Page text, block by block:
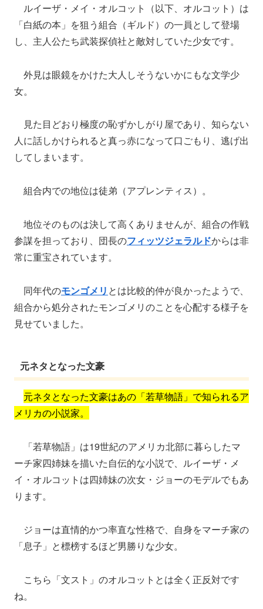
ルイーザ・メイ・オルコット（以下、オルコット）は
「白紙の本」を狙う組合（ギルド）の一員として登場
し、主人公たち武装探偵社と敵対していた少女です。
外見は眼鏡をかけた大人しそうないかにもな文学少
女。
見た目どおり極度の恥ずかしがり屋であり、知らない
人に話しかけられると真っ赤になって口ごもり、逃げ出
してしまいます。
組合内での地位は徒弟（アプレンティス）。
地位そのものは決して高くありませんが、組合の作戦
参謀を担っており、団長のフィッツジェラルドからは非
常に重宝されています。
同年代のモンゴメリ とは比較的仲が良かったようで、
組合から処分されたモンゴメリのことを心配する様子を
見せていました。
元ネタとなった文豪
元ネタとなった文豪はあの「若草物語」で知られるア
メリカの小説家。
「若草物語」は19世紀のアメリカ北部に暮らしたマ
ーチ家四姉妹を描いた自伝的な小説で、ルイーザ・メ
イ・オルコットは四姉妹の次女・ジョーのモデルでもあ
ります。
ジョーは直情的かつ率直な性格で、自身をマーチ家の
「息子」と標榜するほど男勝りな少女。
こちら「文スト」のオルコットとは全く正反対です
ね。